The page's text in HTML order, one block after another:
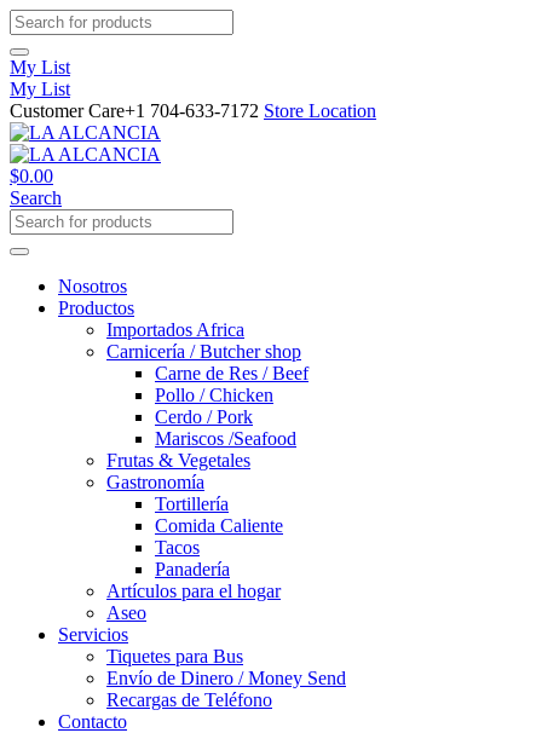
My List
My List
Customer Care+1 704-633-7172 Store Location
$0.00
Search
Nosotros
Productos
Importados Africa
Carnicería / Butcher shop
Carne de Res / Beef
Pollo / Chicken
Cerdo / Pork
Mariscos /Seafood
Frutas & Vegetales
Gastronomía
Tortillería
Comida Caliente
Tacos
Panadería
Artículos para el hogar
Aseo
Servicios
Tiquetes para Bus
Envío de Dinero / Money Send
Recargas de Teléfono
Contacto